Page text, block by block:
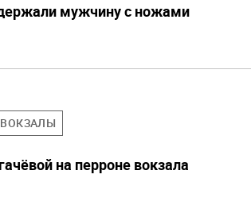
мужчину с ножами
ВОКЗАЛЫ
на перроне вокзала